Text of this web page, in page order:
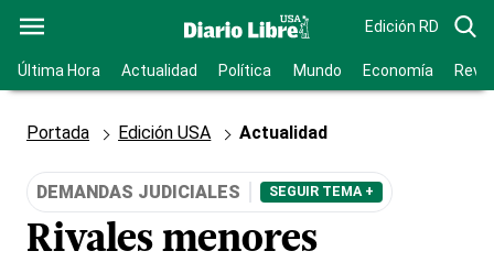
Edición RD
Última Hora Actualidad Política Mundo Economía
Portada Edición USA Actualidad
DEMANDAS JUDICIALES SEGUIR TEMA +
Rivales menores